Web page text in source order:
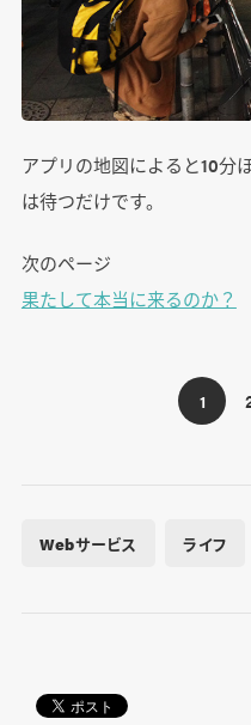
アプリの地図によると10分
は待つだけです。
次のページ
果たして本当に来るのか？
1
Webサービス ライフ